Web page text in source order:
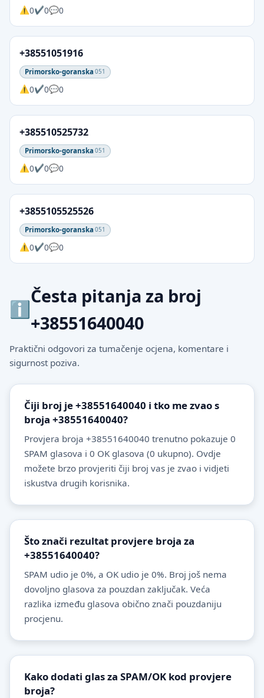
0 0 0
+38551051916
Primorsko-goranska 051
0 0 0
+385510525732
Primorsko-goranska 051
0 0 0
+3855105525526
Primorsko-goranska 051
0 0 0
Česta pitanja za broj
+38551640040
Praktični odgovori za tumačenje ocjena, komentare i
sigurnost poziva.
Čiji broj je +38551640040 i tko me zvao s
broja +38551640040?
Provjera broja +38551640040 trenutno pokazuje 0
SPAM glasova i 0 OK glasova (0 ukupno). Ovdje
možete brzo provjeriti čiji broj vas je zvao i vidjeti
iskustva drugih korisnika.
Što znači rezultat provjere broja za
+38551640040?
SPAM udio je 0%, a OK udio je 0%. Broj još nema
dovoljno glasova za pouzdan zaključak. Veća
razlika između glasova obično znači pouzdaniju
procjenu.
Kako dodati glas za SPAM/OK kod provjere
broja?